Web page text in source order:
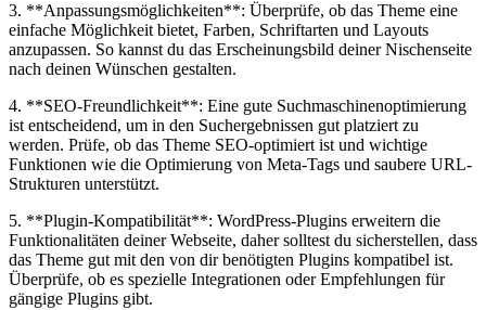
3. **Anpassungsmöglichkeiten**: Überprüfe, ⁤ob das Theme eine
einfache Möglichkeit bietet, Farben, Schriftarten und⁣ Layouts
anzupassen. So kannst du das Erscheinungsbild deiner⁣ Nischenseite⁣
nach deinen Wünschen‌ gestalten.
4. **SEO-Freundlichkeit**: Eine gute Suchmaschinenoptimierung
ist​ entscheidend, um in den ‍Suchergebnissen gut platziert ‌zu‍
werden. ⁤Prüfe, ob⁤ das Theme ‍SEO-optimiert ist und wichtige⁣
Funktionen wie die Optimierung von‌ Meta-Tags und saubere URL-
Strukturen unterstützt.
5. **Plugin-Kompatibilität**: WordPress-Plugins‌ erweitern die
Funktionalitäten deiner Webseite, daher solltest ⁣du sicherstellen, dass
das Theme gut mit den ‌von dir benötigten Plugins kompatibel ist.
Überprüfe, ⁣ob es spezielle Integrationen oder Empfehlungen ⁤für ​
gängige Plugins gibt.